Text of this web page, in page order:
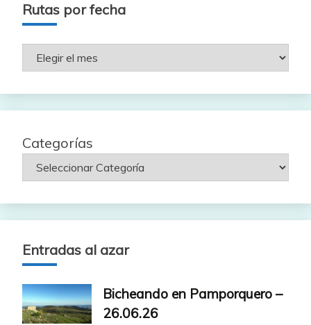
Rutas por fecha
Rutas
por
Categorías
Entradas al azar
Bicheando en Pamporquero –
26.06.26